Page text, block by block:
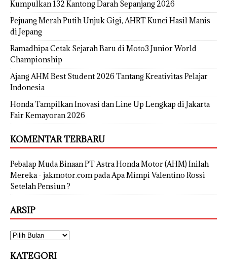
Kumpulkan 132 Kantong Darah Sepanjang 2026
Pejuang Merah Putih Unjuk Gigi, AHRT Kunci Hasil Manis
di Jepang
Ramadhipa Cetak Sejarah Baru di Moto3 Junior World
Championship
Ajang AHM Best Student 2026 Tantang Kreativitas Pelajar
Indonesia
Honda Tampilkan Inovasi dan Line Up Lengkap di Jakarta
Fair Kemayoran 2026
KOMENTAR TERBARU
Pebalap Muda Binaan PT Astra Honda Motor (AHM) Inilah
Mereka - jakmotor.compada Apa Mimpi Valentino Rossi
Setelah Pensiun ?
ARSIP
KATEGORI